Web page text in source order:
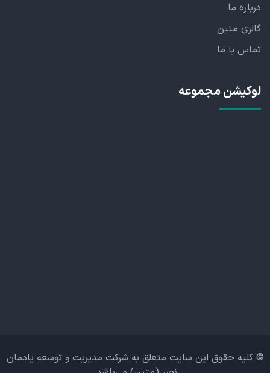
درباره ما
گالری متین
تماس با ما
لوکیشن مجموعه
© کلیه حقوق این سایت متعلق به شرکت مدیریت و توسعه یادمان